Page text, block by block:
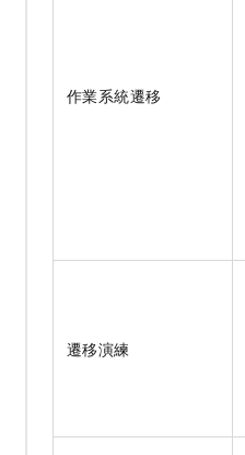
作業系統遷移
遷移演練